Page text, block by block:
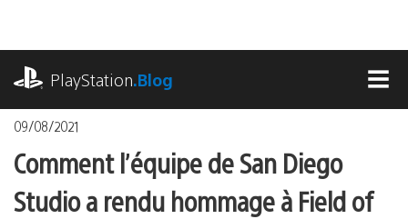
contenu
PlayStation.Blog
09/08/2021
Comment l’équipe de San Diego
Studio a rendu hommage à Field of